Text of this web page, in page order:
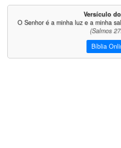
Versículo
O Senhor é a minha luz e a minha
(Salmos
Bíblia